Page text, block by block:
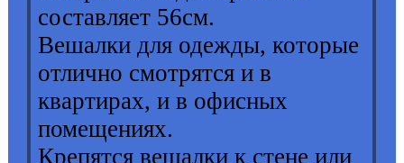
составляет 56см.
Вешалки для одежды, которые
отлично смотрятся и в
квартирах, и в офисных
помещениях.
Крепятся вешалки к стене или